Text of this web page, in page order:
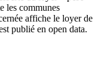
les communes
affiche le loyer de
publié en open data.